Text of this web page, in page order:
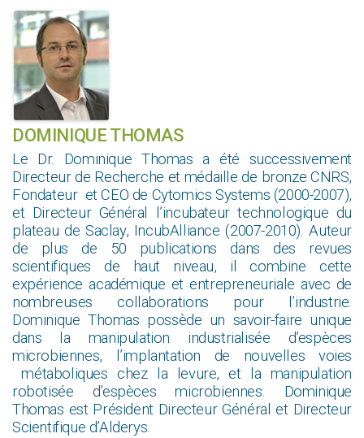
DOMINIQUE THOMAS
Le Dr. Dominique Thomas a été successivement
Directeur de Recherche et médaille de bronze CNRS,
Fondateur et CEO de Cytomics Systems (2000-2007),
et Directeur Général l’incubateur technologique du
plateau de Saclay, IncubAlliance (2007-2010). Auteur
de plus de 50 publications dans des revues
scientifiques de haut niveau, il combine cette
expérience académique et entrepreneuriale avec de
nombreuses collaborations pour l’industrie.
Dominique Thomas possède un savoir-faire unique
dans la manipulation industrialisée d’espèces
microbiennes, l’implantation de nouvelles voies
métaboliques chez la levure, et la manipulation
robotisée d’espèces microbiennes. Dominique
Thomas est Président Directeur Général et Directeur
Scientifique d’Alderys.